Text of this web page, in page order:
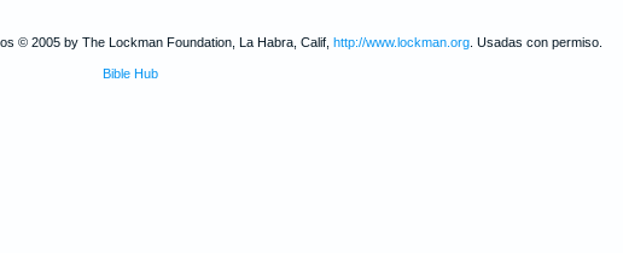
© 2005 by The Lockman Foundation, La Habra, Calif, http://www.lockman.org. Usadas con permiso.
Bible Hub